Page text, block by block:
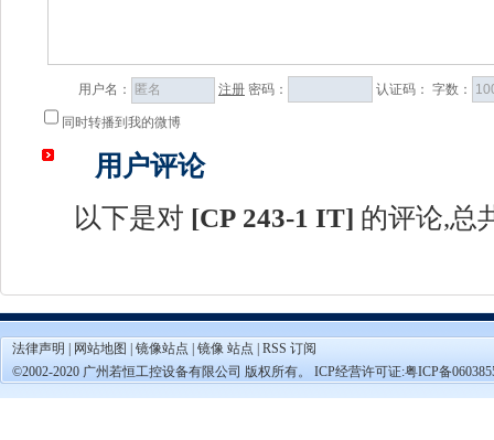
用户名： 注册 密码： 认证码： 字数：
同时转播到我的微博
用户评论
以下是对 [CP 243-1 IT] 的评论,总
法律声明 网站地图 镜像站点 镜像 站点
RSS 订阅
©2002-2020 广州若恒工控设备有限公司 版权所有。 ICP经营许可证:粤ICP备